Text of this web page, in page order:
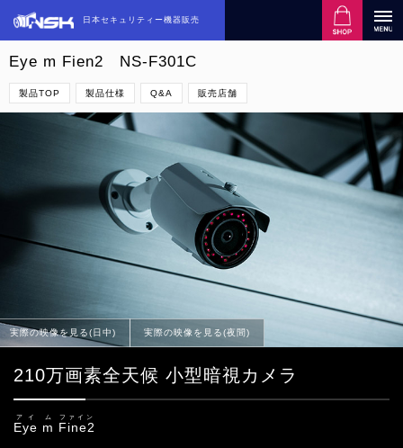
日本セキュリティー機器販売
Eye m Fien2 NS-F301C
製品TOP 製品仕様 Q&A 販売店舗
実際の映像を見る(日中) 実際の映像を見る(夜間)
210万画素全天候 小型暗視カメラ
Eye
アイ
m
ム
Fine2
ファイン